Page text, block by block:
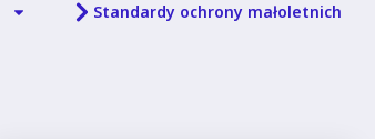
Standardy ochrony małoletnich